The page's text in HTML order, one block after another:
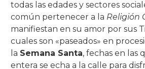
Salón Rojo
Salas de las Pinturas
Patio de las Rejas
Patio de los Gatos
Iglesia de Sto. Domingo de
Presentación al Pueblo
Universitaria
La Piedad
Pasión
La Buena Muerte
La Caridad
La Expiración
La Soledad
C/ San Basilio, 14.
C/ San Basilio, 22.
C/ Maese Luis, 9.
C/ Siete Revueltas, 1
C/ Pastora, 2.
C/ Pozanco, 21.
todas las edades y sectores
común pertenecer a la Religión
manifiestan en su amor por sus
cuales son «paseados» en
la Semana Santa, fechas en las
entera se echa a la calle para